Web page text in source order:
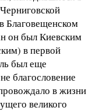
Благовещенском
он был Киевским
в первой
был еще
благословение
в жизни
великого